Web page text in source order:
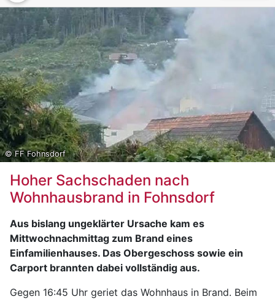
© FF Fohnsdorf
Hoher Sachschaden nach
Wohnhausbrand in Fohnsdorf
Aus bislang ungeklärter Ursache kam es
Mittwochnachmittag zum Brand eines
Einfamilienhauses. Das Obergeschoss sowie ein
Carport brannten dabei vollständig aus.
Gegen 16:45 Uhr geriet das Wohnhaus in Brand. Beim